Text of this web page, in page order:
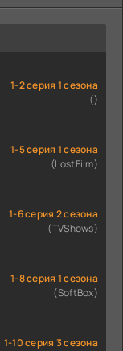
1-2 серия 1 сезона
()
1-5 серия 1 сезона
(LostFilm)
1-6 серия 2 сезона
(TVShows)
1-8 серия 1 сезона
(SoftBox)
1-10 серия 3 сезона